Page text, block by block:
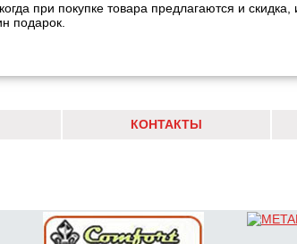
при покупке товара предлагаются и
подарок.
КОНТАКТЫ